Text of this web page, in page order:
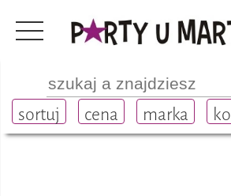
sortuj cena marka
Dom, szkoła, biuro szkoła i
nożyczki